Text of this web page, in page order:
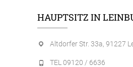
HAUPTSITZ IN
Altdorfer Str. 33a, 91227
TEL 09120 / 6636